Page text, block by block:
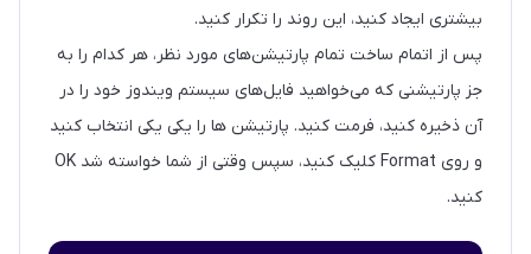
بیشتری ایجاد کنید، این روند را تکرار کنید.
پس از اتمام ساخت تمام پارتیشن‌های مورد نظر، هر کدام را به
جز پارتیشنی که می‌خواهید فایل‌های سیستم ویندوز خود را در
آن ذخیره کنید، فرمت کنید. پارتیشن ها را یکی یکی انتخاب کنید
و روی Format کلیک کنید، سپس وقتی از شما خواسته شد OK
کنید.